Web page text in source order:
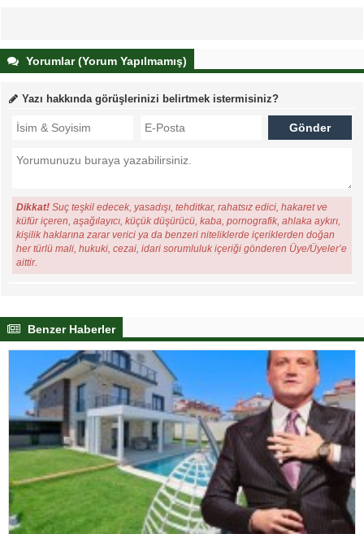
Yorumlar (Yorum Yapılmamış)
Yazı hakkında görüşlerinizi belirtmek istermisiniz?
Dikkat! Suç teşkil edecek, yasadışı, tehditkar, rahatsız edici, hakaret ve
küfür içeren, aşağılayıcı, küçük düşürücü, kaba, pornografik, ahlaka aykırı,
kişilik haklarına zarar verici ya da benzeri niteliklerde içeriklerden doğan
her türlü mali, hukuki, cezai, idari sorumluluk içeriği gönderen Üye/Üyeler’e
aittir.
Benzer Haberler